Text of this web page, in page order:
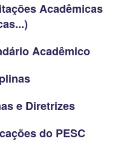
Acadêmicas
Acadêmico
e Diretrizes
do PESC